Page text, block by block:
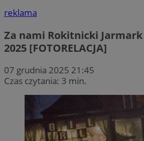
reklama
Za nami Rokitnicki
2025 [FOTORELACJA]
07 grudnia 2025 21:45
Czas czytania: 3 min.